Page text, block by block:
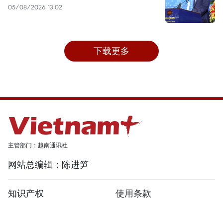
05/08/2026 13:02
下载更多
主管部门：越南通讯社
网站总编辑：陈进笋
知识产权 使用条款